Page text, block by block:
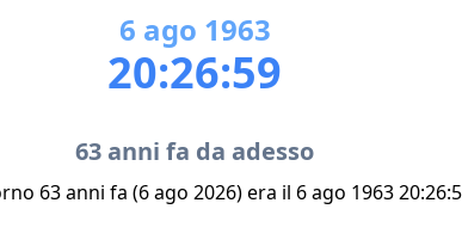
6 ago 1963
20:26:59
63 anni fa da adesso
63 anni fa (6 ago 2026) era il 6 ago 1963